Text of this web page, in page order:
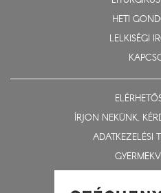
HETI
LELKISÉGI
ÍRJON NEKÜNK,
ADATKEZELÉSI